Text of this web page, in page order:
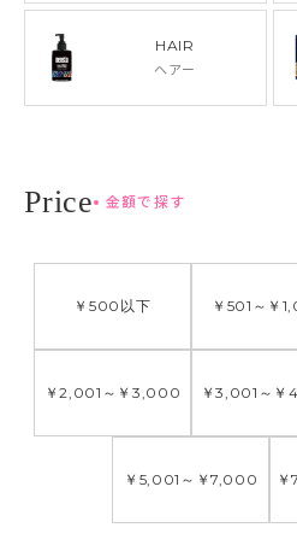
HAIR
ヘアー
金額で探す
￥500 以下 ￥501 ～ ￥
￥2,001 ～ ￥3,000 ￥3,001 ～ ￥
￥5,001 ～ ￥7,000